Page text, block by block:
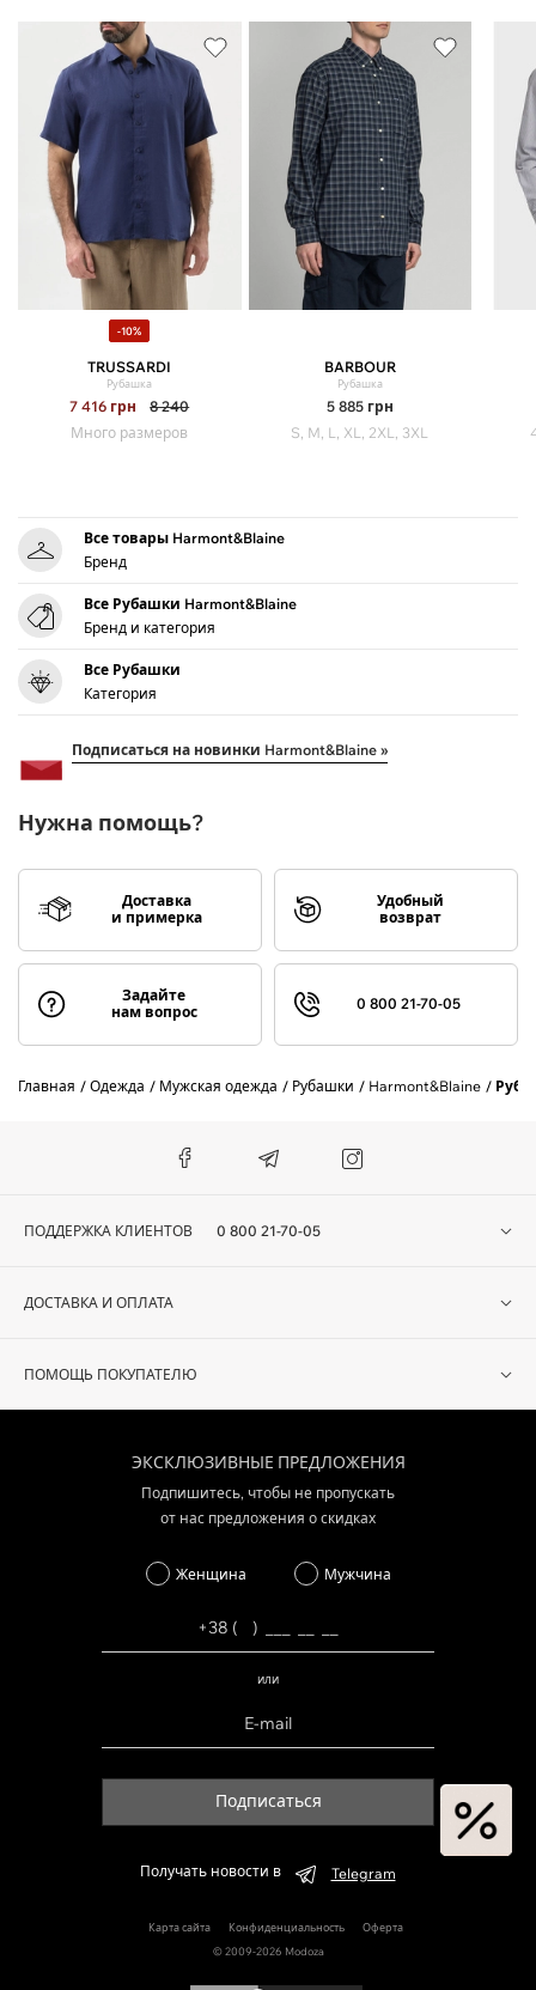
-10%
TRUSSARDI
Рубашка
7 416 грн
8 240
Много размеров
BARBOUR
Рубашка
5 885 грн
S, M, L, XL, 2XL, 3XL
Все товары Harmont&Blaine
Бренд
Все Рубашки Harmont&Blaine
Бренд и категория
Все Рубашки
Категория
Подписаться на новинки Harmont&Blaine »
Нужна помощь?
Доставка
и примерка
Удобный
возврат
Задайте
нам вопрос
0 800 21-70-05
Главная Одежда Мужская одежда Рубашки Harmont&Blaine
ПОДДЕРЖКА КЛИЕНТОВ 0 800 21-70-05
ДОСТАВКА И ОПЛАТА
ПОМОЩЬ ПОКУПАТЕЛЮ
ЭКСКЛЮЗИВНЫЕ ПРЕДЛОЖЕНИЯ
Подпишитесь, чтобы не пропускать
от нас предложения о скидках
Женщина Мужчина
или
Подписаться
Получать новости в Telegram
Карта сайта Конфиденциальность
Оферта
© 2009-2026 Modoza